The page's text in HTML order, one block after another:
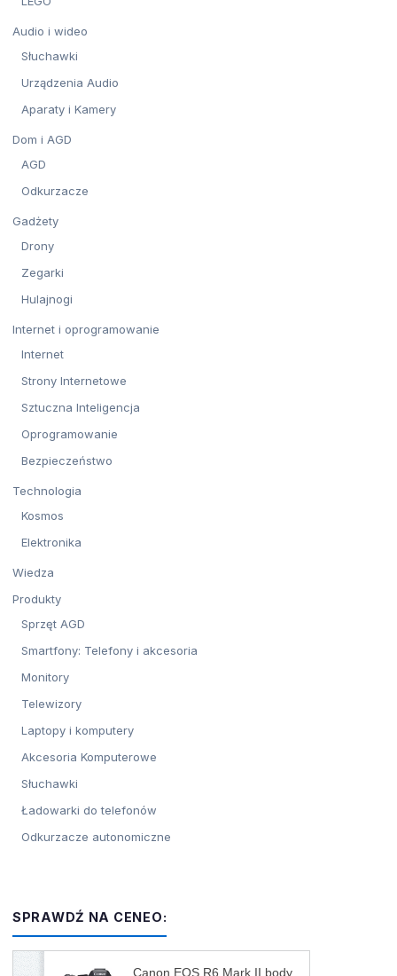
Audio i wideo
Słuchawki
Urządzenia Audio
Aparaty i Kamery
Dom i AGD
AGD
Odkurzacze
Gadżety
Drony
Zegarki
Hulajnogi
Internet i oprogramowanie
Internet
Strony Internetowe
Sztuczna Inteligencja
Oprogramowanie
Bezpieczeństwo
Technologia
Kosmos
Elektronika
Wiedza
Produkty
Sprzęt AGD
Smartfony: Telefony i akcesoria
Monitory
Telewizory
Laptopy i komputery
Akcesoria Komputerowe
Słuchawki
Ładowarki do telefonów
Odkurzacze autonomiczne
SPRAWDŹ NA CENEO:
Canon EOS R6 Mark II body